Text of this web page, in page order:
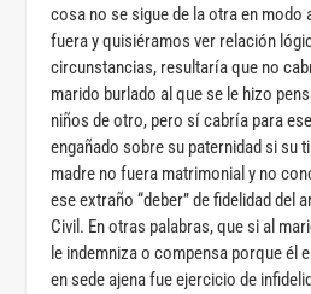
cosa no se sigue de la otra en modo
fuera y quisiéramos ver relación
circunstancias, resultaría que no
marido burlado al que se le hizo
niños de otro, pero sí cabría para
engañado sobre su paternidad si su
madre no fuera matrimonial y no
ese extraño “deber” de fidelidad del
Civil. En otras palabras, que si al
le indemniza o compensa porque él
en sede ajena fue ejercicio de